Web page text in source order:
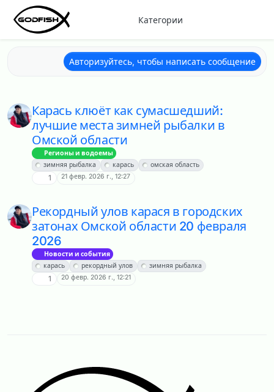
Перейти к содержанию
Категории
Авторизуйтесь, чтобы написать сообщение
Карась клюёт как сумасшедший:
лучшие места зимней рыбалки в
Омской области
Регионы и водоемы
зимняя рыбалка
карась омская область
1 21 февр. 2026 г., 12:27
Рекордный улов карася в городских
затонах Омской области 20 февраля
2026
Новости и события
карась
рекордный улов зимняя рыбалка
1 20 февр. 2026 г., 12:21